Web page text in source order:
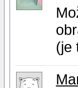
(je